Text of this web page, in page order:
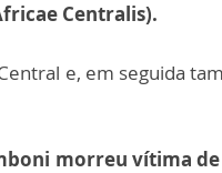
Centralis).
e, em seguida
morreu vítima